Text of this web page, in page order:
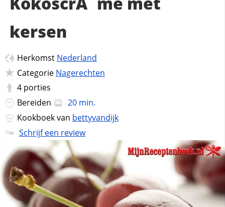
kersen
Herkomst Nederland
Categorie Nagerechten
4 porties
Bereiden
20 min.
Kookboek van bettyvandijk
Schrijf een review